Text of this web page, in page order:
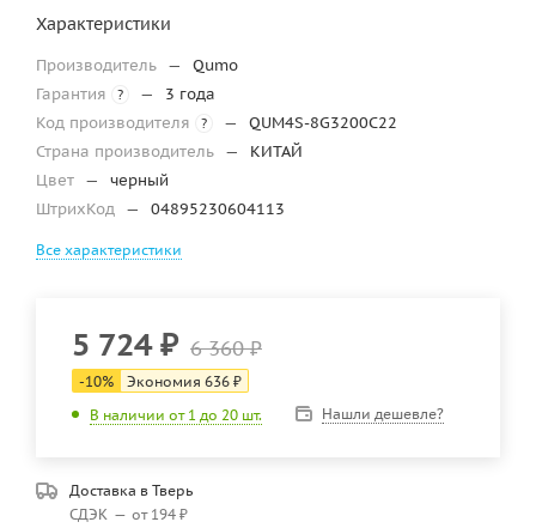
Характеристики
Производитель —
Qumo
Гарантия
? —
3 года
Код производителя
? —
QUM4S-8G3200C22
Страна производитель —
КИТАЙ
Цвет —
черный
ШтрихКод — 04895230604113
Все характеристики
5 724₽ 6 360₽
-10% Экономия 636 ₽
В наличии от 1 до 20 шт.
Нашли дешевле?
Доставка в Тверь
СДЭК — от 194 ₽